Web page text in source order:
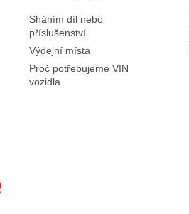
Sháním díl nebo
příslušenství
Výdejní místa
Proč potřebujeme VIN
vozidla